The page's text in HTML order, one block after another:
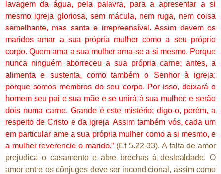
lavagem da água, pela palavra, para a apresentar a si
mesmo igreja gloriosa, sem mácula, nem ruga, nem coisa
semelhante, mas santa e irrepreensível. Assim devem os
maridos amar a sua própria mulher como a seu próprio
corpo. Quem ama a sua mulher ama-se a si mesmo. Porque
nunca ninguém aborreceu a sua própria carne; antes, a
alimenta e sustenta, como também o Senhor à igreja;
porque somos membros do seu corpo. Por isso, deixará o
homem seu pai e sua mãe e se unirá à sua mulher; e serão
dois numa carne. Grande é este mistério; digo-o, porém, a
respeito de Cristo e da igreja. Assim também vós, cada um
em particular ame a sua própria mulher como a si mesmo, e
a mulher reverencie o marido.” (Ef 5.22-33). A falta de amor
prejudica o casamento e abre brechas à deslealdade. O
amor entre os cônjuges deve ser incondicional, assim como